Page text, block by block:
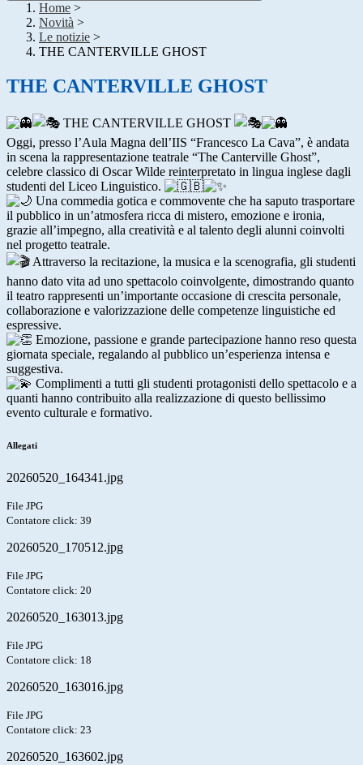
Home >
Novità >
Le notizie >
THE CANTERVILLE GHOST
THE CANTERVILLE GHOST
THE CANTERVILLE GHOST
Oggi, presso l’Aula Magna dell’IIS “Francesco La Cava”, è andata
in scena la rappresentazione teatrale “The Canterville Ghost”,
celebre classico di Oscar Wilde reinterpretato in lingua inglese dagli
studenti del Liceo Linguistico.
Una commedia gotica e commovente che ha saputo trasportare
il pubblico in un’atmosfera ricca di mistero, emozione e ironia,
grazie all’impegno, alla creatività e al talento degli alunni coinvolti
nel progetto teatrale.
Attraverso la recitazione, la musica e la scenografia, gli studenti
hanno dato vita ad uno spettacolo coinvolgente, dimostrando quanto
il teatro rappresenti un’importante occasione di crescita personale,
collaborazione e valorizzazione delle competenze linguistiche ed
espressive.
Emozione, passione e grande partecipazione hanno reso questa
giornata speciale, regalando al pubblico un’esperienza intensa e
suggestiva.
Complimenti a tutti gli studenti protagonisti dello spettacolo e a
quanti hanno contribuito alla realizzazione di questo bellissimo
evento culturale e formativo.
Allegati
20260520_164341.jpg
File JPG
Contatore click: 39
20260520_170512.jpg
File JPG
Contatore click: 20
20260520_163013.jpg
File JPG
Contatore click: 18
20260520_163016.jpg
File JPG
Contatore click: 23
20260520_163602.jpg